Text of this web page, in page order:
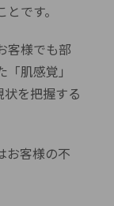
です。
客様でも部
肌感覚」
を把握する
お客様の不